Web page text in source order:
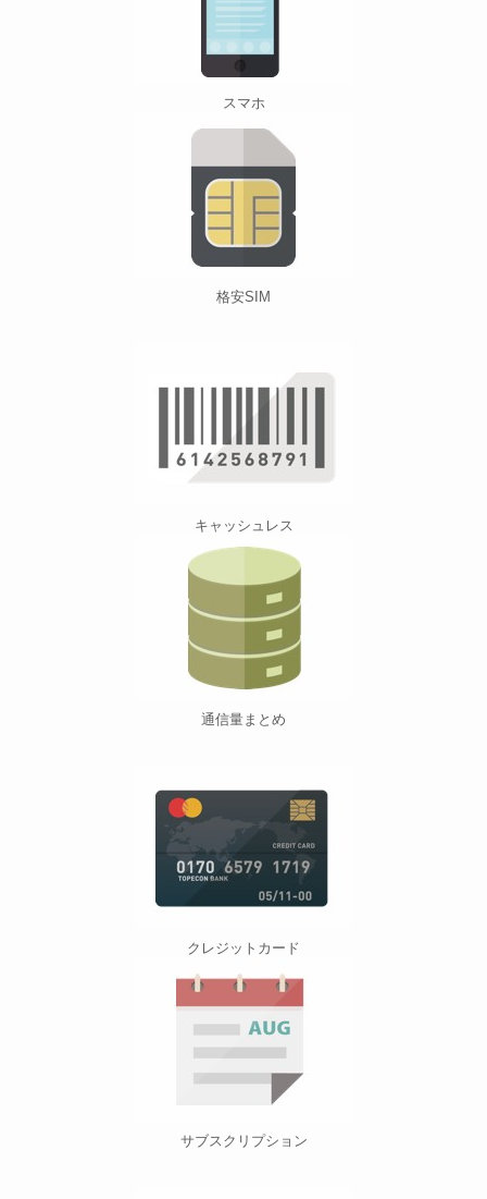
スマホ
格安SIM
キャッシュレス
通信量まとめ
クレジットカード
サブスクリプション